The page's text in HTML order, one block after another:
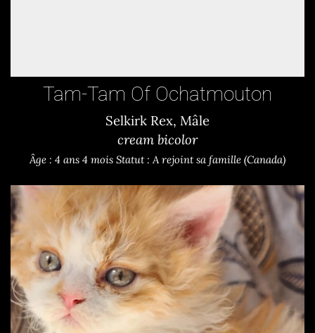
Tam-Tam Of Ochatmouton
Selkirk Rex, Mâle
cream bicolor
Âge : 4 ans 4 mois Statut : A rejoint sa famille (Canada)